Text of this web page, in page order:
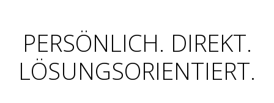
PERSÖNLICH. DIREKT.
LÖSUNGSORIENTIERT.